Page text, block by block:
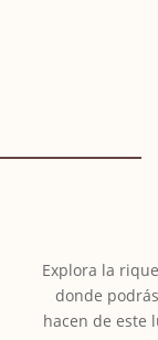
Explora la
donde
hacen de este